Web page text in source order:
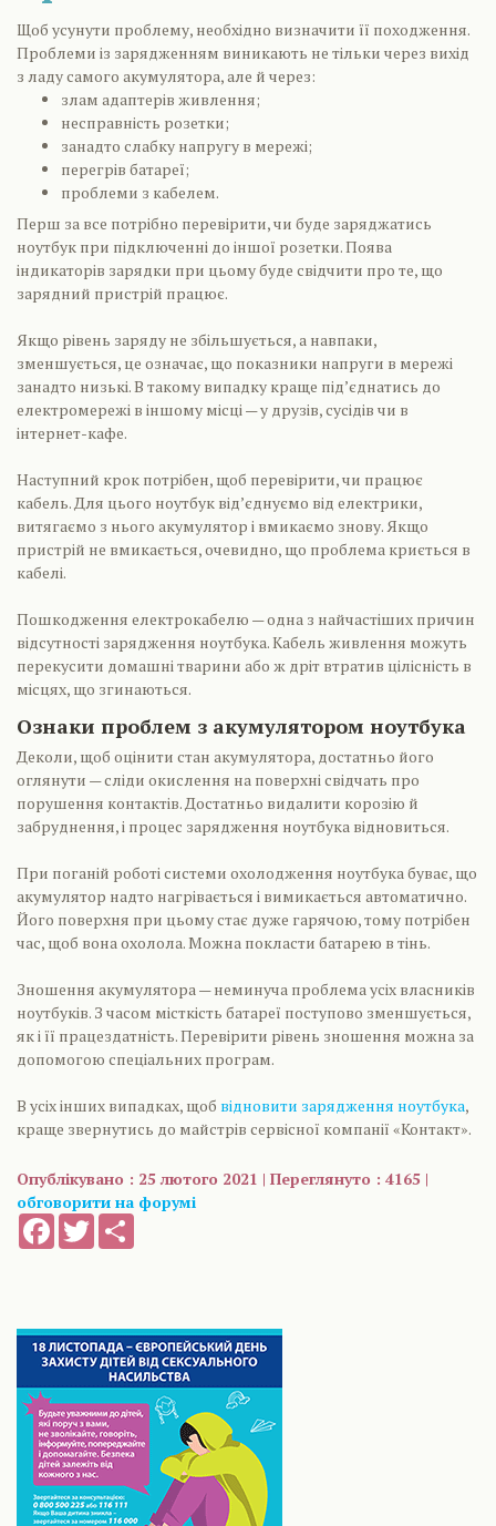
Щоб усунути проблему, необхідно визначити її походження.
Проблеми із зарядженням виникають не тільки через вихід
з ладу самого акумулятора, але й через:
злам адаптерів живлення;
несправність розетки;
занадто слабку напругу в мережі;
перегрів батареї;
проблеми з кабелем.
Перш за все потрібно перевірити, чи буде заряджатись
ноутбук при підключенні до іншої розетки. Поява
індикаторів зарядки при цьому буде свідчити про те, що
зарядний пристрій працює.
Якщо рівень заряду не збільшується, а навпаки,
зменшується, це означає, що показники напруги в мережі
занадто низькі. В такому випадку краще під’єднатись до
електромережі в іншому місці — у друзів, сусідів чи в
інтернет-кафе.
Наступний крок потрібен, щоб перевірити, чи працює
кабель. Для цього ноутбук від’єднуємо від електрики,
витягаємо з нього акумулятор і вмикаємо знову. Якщо
пристрій не вмикається, очевидно, що проблема криється в
кабелі.
Пошкодження електрокабелю — одна з найчастіших причин
відсутності зарядження ноутбука. Кабель живлення можуть
перекусити домашні тварини або ж дріт втратив цілісність в
місцях, що згинаються.
Ознаки проблем з акумулятором ноутбука
Деколи, щоб оцінити стан акумулятора, достатньо його
оглянути — сліди окислення на поверхні свідчать про
порушення контактів. Достатньо видалити корозію й
забруднення, і процес зарядження ноутбука відновиться.
При поганій роботі системи охолодження ноутбука буває, що
акумулятор надто нагрівається і вимикається автоматично.
Його поверхня при цьому стає дуже гарячою, тому потрібен
час, щоб вона охолола. Можна покласти батарею в тінь.
Зношення акумулятора — неминуча проблема усіх власників
ноутбуків. З часом місткість батареї поступово зменшується,
як і її працездатність. Перевірити рівень зношення можна за
допомогою спеціальних програм.
В усіх інших випадках, щоб відновити зарядження ноутбука,
краще звернутись до майстрів сервісної компанії «Контакт».
Опублікувано : 25 лютого 2021 | Переглянуто : 4165 |
обговорити на форумі
FacebookTwitter